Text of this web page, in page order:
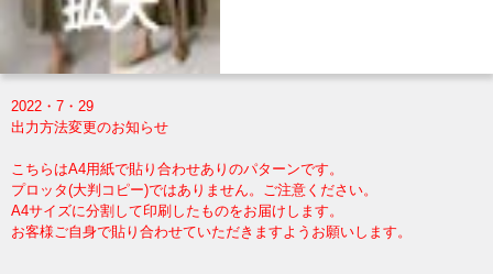
2022・7・29
出力方法変更のお知らせ
こちらはA4用紙で貼り合わせありのパターンです。
プロッタ(大判コピー)ではありません。ご注意ください。
A4サイズに分割して印刷したものをお届けします。
お客様ご自身で貼り合わせていただきますようお願いします。